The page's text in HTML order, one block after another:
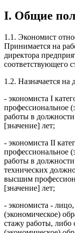
I. Общие
1.1. Экономист
Принимается на
директора
соответствующего
1.2. Назначается на
- экономиста I
профессиональное
работы в
[значение] лет;
- экономиста II
профессиональное
работы в
технических
высшим
[значение] лет;
- экономиста -
(экономическое)
стажу работы, либо